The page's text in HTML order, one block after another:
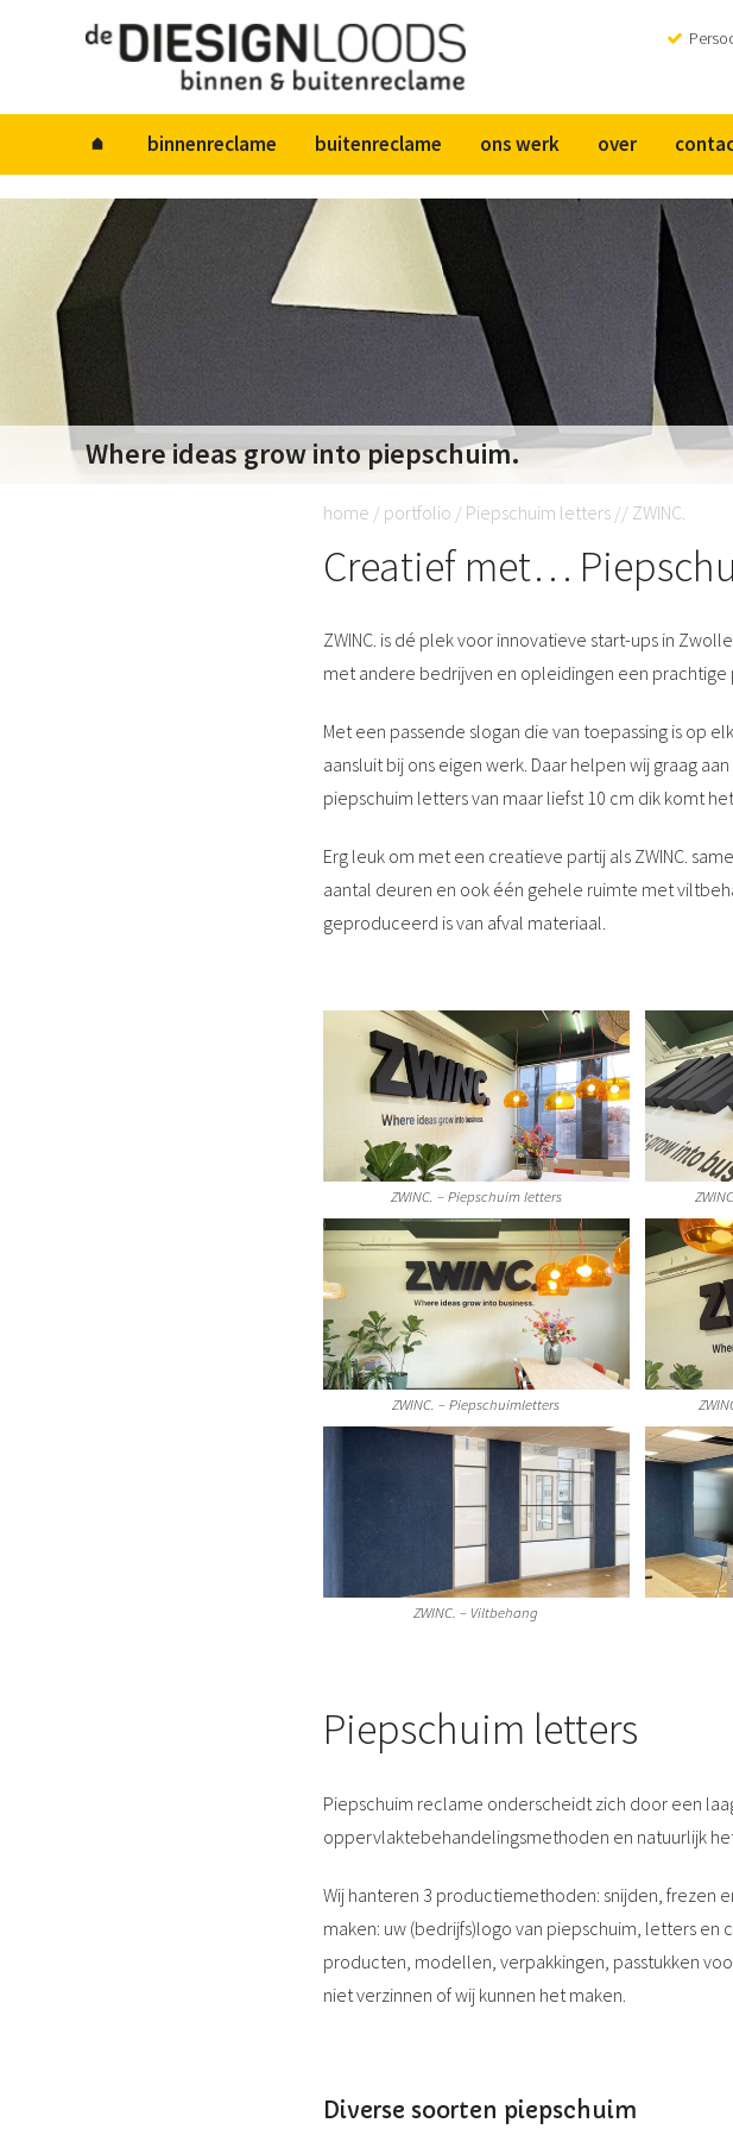
binnenreclame buitenreclame ons werk over
Where ideas grow into piepschuim.
home / portfolio / Piepschuim letters // ZWINC.
Creatief met…
ZWINC. is dé plek voor innovatieve start-ups in
met andere bedrijven en opleidingen een
Met een passende slogan die van toepassing is op
aansluit bij ons eigen werk. Daar helpen wij graag
piepschuim letters van maar liefst 10 cm dik komt
Erg leuk om met een creatieve partij als ZWINC.
aantal deuren en ook één gehele ruimte met
geproduceerd is van afval materiaal.
ZWINC. – Piepschuim letters
ZWINC. – Piepschuimletters
ZWINC. – Viltbehang
Piepschuim letters
Piepschuim reclame onderscheidt zich door een
oppervlaktebehandelingsmethoden en natuurlijk
Wij hanteren 3 productiemethoden: snijden, frezen
maken: uw (bedrijfs)logo van piepschuim, letters
producten, modellen, verpakkingen, passtukken
niet verzinnen of wij kunnen het maken.
Diverse soorten piepschuim